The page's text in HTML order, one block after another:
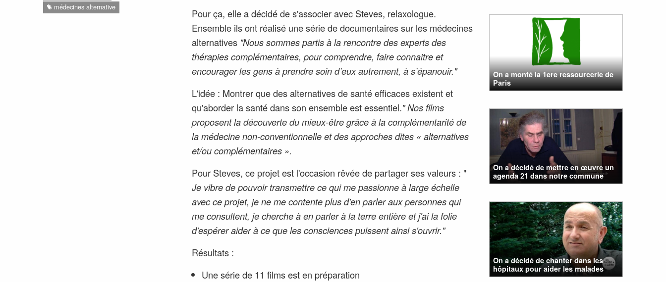
médecines alternative
Pour ça, elle a décidé de s'associer avec Steves, relaxologue.
Ensemble ils ont réalisé une série de documentaires sur les médecines
alternatives "Nous sommes partis à la rencontre des experts des
thérapies complémentaires, pour comprendre, faire connaitre et
encourager les gens à prendre soin d’eux autrement, à s’épanouir."
L'idée : Montrer que des alternatives de santé efficaces existent et
qu'aborder la santé dans son ensemble est essentiel." Nos films
proposent la découverte du mieux-être grâce à la complémentarité de
la médecine non-conventionnelle et des approches dites « alternatives
et/ou complémentaires ».
Pour Steves, ce projet est l'occasion rêvée de partager ses valeurs : "
Je vibre de pouvoir transmettre ce qui me passionne à large échelle
avec ce projet, je ne me contente plus d'en parler aux personnes qui
me consultent, je cherche à en parler à la terre entière et j'ai la folie
d'espérer aider à ce que les consciences puissent ainsi s'ouvrir."
Résultats :
Une série de 11 films est en préparation
On a monté la 1ere ressourcerie de
Paris
On a décidé de mettre en œuvre un
agenda 21 dans notre commune
On a décidé de chanter dans les
hôpitaux pour aider les malades